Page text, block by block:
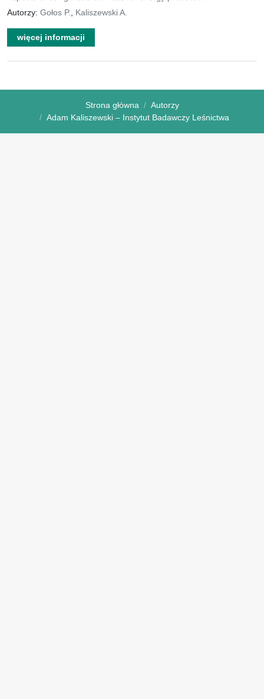
Autorzy: Gołos P. Kaliszewski A.
więcej informacji
Strona główna
Autorzy
Adam Kaliszewski – Instytut Badawczy Leśnictwa